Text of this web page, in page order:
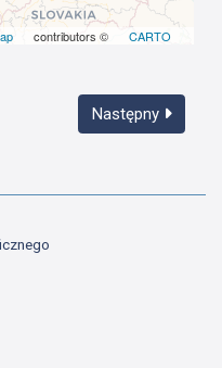
contributors © CARTO
Następny